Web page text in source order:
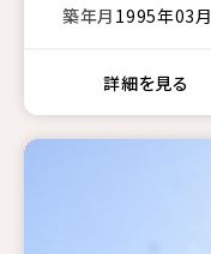
築年月 1995年03月
詳細を見る